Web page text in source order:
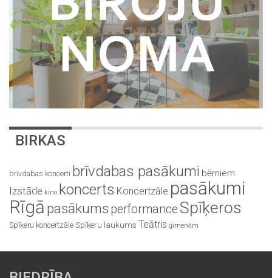
BIRKAS
brīvdabas koncerti brīvdabas pasākumi bērniem
Izstāde kino koncerts Koncertzāle pasākumi
Rīgā pasākums performance Spīķeros
Spīķeru koncertzāle Spīķeru laukums Teātris ģimenēm